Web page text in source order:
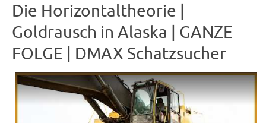
Die Horizontaltheorie |
Goldrausch in Alaska | GANZE
FOLGE | DMAX Schatzsucher